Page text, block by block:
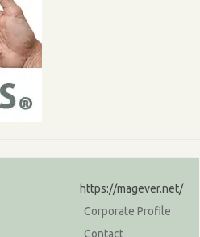
https://magever.net/
Corporate Profile
Contact